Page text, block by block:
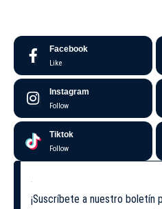
Facebook
Like
Instagram
Follow
Tiktok
Follow
¡Suscríbete a nuestro boletín